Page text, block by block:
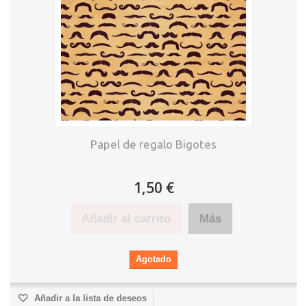
Papel de regalo Bigotes
1,50 €
Añadir al carrito Más
Agotado
Añadir a la lista de deseos